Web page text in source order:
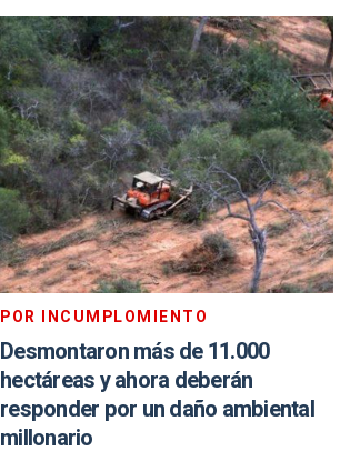
POR INCUMPLOMIENTO
Desmontaron más de 11.000
hectáreas y ahora deberán
responder por un daño ambiental
millonario